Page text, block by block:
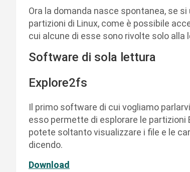
Ora la domanda nasce spontanea, se
partizioni di Linux, come è possibile
cui alcune di esse sono rivolte solo
Software di sola lettura
Explore2fs
Il primo software di cui vogliamo
esso permette di esplorare le partizioni
potete soltanto visualizzare i file e le
dicendo.
Download